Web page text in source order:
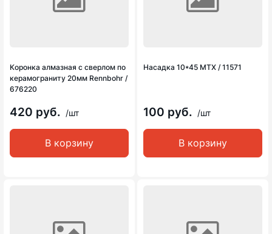
Коронка алмазная с сверлом по
керамограниту 20мм Rennbohr /
676220
420 руб. /шт
В корзину
Насадка 10*45 MTX / 11571
100 руб. /шт
В корзину